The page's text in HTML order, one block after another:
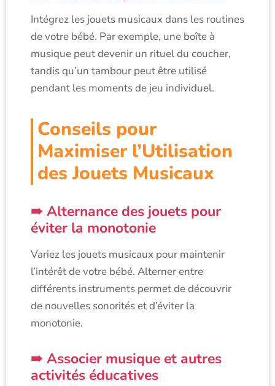
Intégrez les jouets musicaux dans les routines
de votre bébé. Par exemple, une boîte à
musique peut devenir un rituel du coucher,
tandis qu’un tambour peut être utilisé
pendant les moments de jeu individuel.
Conseils pour
Maximiser l’Utilisation
des Jouets Musicaux
Alternance des jouets pour
éviter la monotonie
Variez les jouets musicaux pour maintenir
l’intérêt de votre bébé. Alterner entre
différents instruments permet de découvrir
de nouvelles sonorités et d’éviter la
monotonie.
Associer musique et autres
activités éducatives